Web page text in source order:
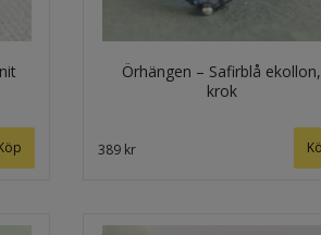
Örhängen – Safirblå ekollon,
krok
389 kr